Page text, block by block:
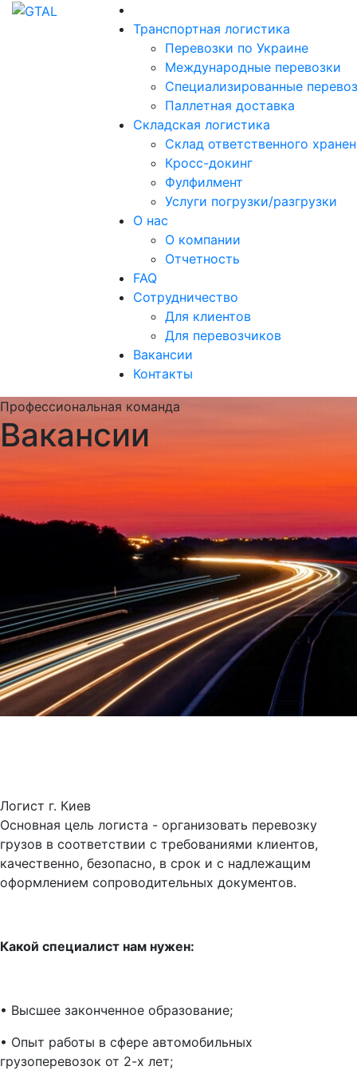
Транспортная логистика
Перевозки по Украине
Международные перевозки
Специализированные
Паллетная доставка
Складская логистика
Склад ответственного
Кросс-докинг
Фулфилмент
Услуги погрузки/разгрузки
О нас
О компании
Отчетность
FAQ
Сотрудничество
Для клиентов
Для перевозчиков
Вакансии
Контакты
Профессиональная команда
Вакансии
Логист г. Киев
Основная цель логиста - организовать перевозку
грузов в соответствии с требованиями клиентов,
качественно, безопасно, в срок и с надлежащим
оформлением сопроводительных документов.
Какой специалист нам нужен:
• Высшее законченное образование;
• Опыт работы в сфере автомобильных
грузоперевозок от 2-х лет;